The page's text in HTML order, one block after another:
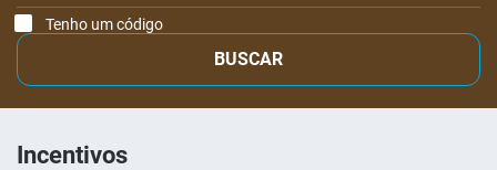
Tenho um código
BUSCAR
Incentivos